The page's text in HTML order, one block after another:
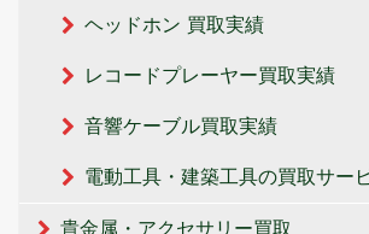
ヘッドホン 買取実績
レコードプレーヤー買取実績
音響ケーブル買取実績
電動工具・建築工具の買取サー
貴金属・アクセサリー買取